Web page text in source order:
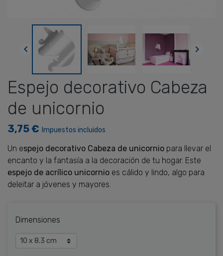
 
Espejo decorativo Cabeza
de unicornio
3,75 € Impuestos incluidos
Un espejo decorativo Cabeza de unicornio para llevar el
encanto y la fantasía a la decoración de tu hogar. Este
espejo de acrílico unicornio es cálido y lindo, algo para
deleitar a jóvenes y mayores.
Dimensiones